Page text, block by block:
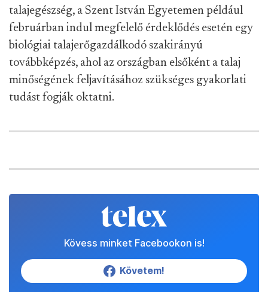
talajegészség, a Szent István Egyetemen például
februárban indul megfelelő érdeklődés esetén egy
biológiai talajerőgazdálkodó szakirányú
továbbképzés, ahol az országban elsőként a talaj
minőségének feljavításához szükséges gyakorlati
tudást fogják oktatni.
Kövess minket Facebookon is!
Követem!